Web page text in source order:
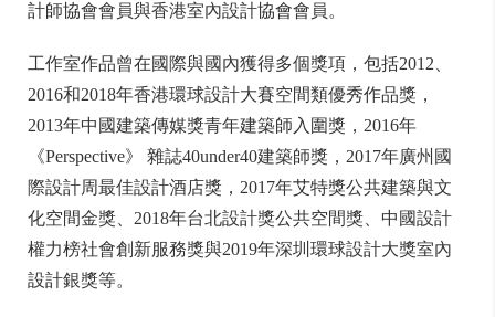
計師協會會員與香港室內設計協會會員。
工作室作品曾在國際與國內獲得多個獎項，包括2012、
2016和2018年香港環球設計大賽空間類優秀作品獎，
2013年中國建築傳媒獎青年建築師入圍獎，2016年
《Perspective》 雜誌40under40建築師獎，2017年廣州國
際設計周最佳設計酒店獎，2017年艾特獎公共建築與文
化空間金獎、2018年台北設計獎公共空間獎、中國設計
權力榜社會創新服務獎與2019年深圳環球設計大獎室內
設計銀獎等。